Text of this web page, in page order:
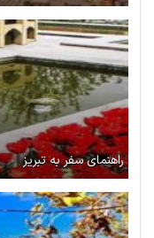
راهنمای سفر به تبریز